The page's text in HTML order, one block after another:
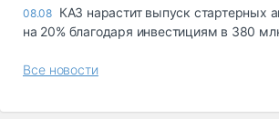
08.08 КАЗ нарастит выпуск стартерных
на 20% благодаря инвестициям в 380
Все новости